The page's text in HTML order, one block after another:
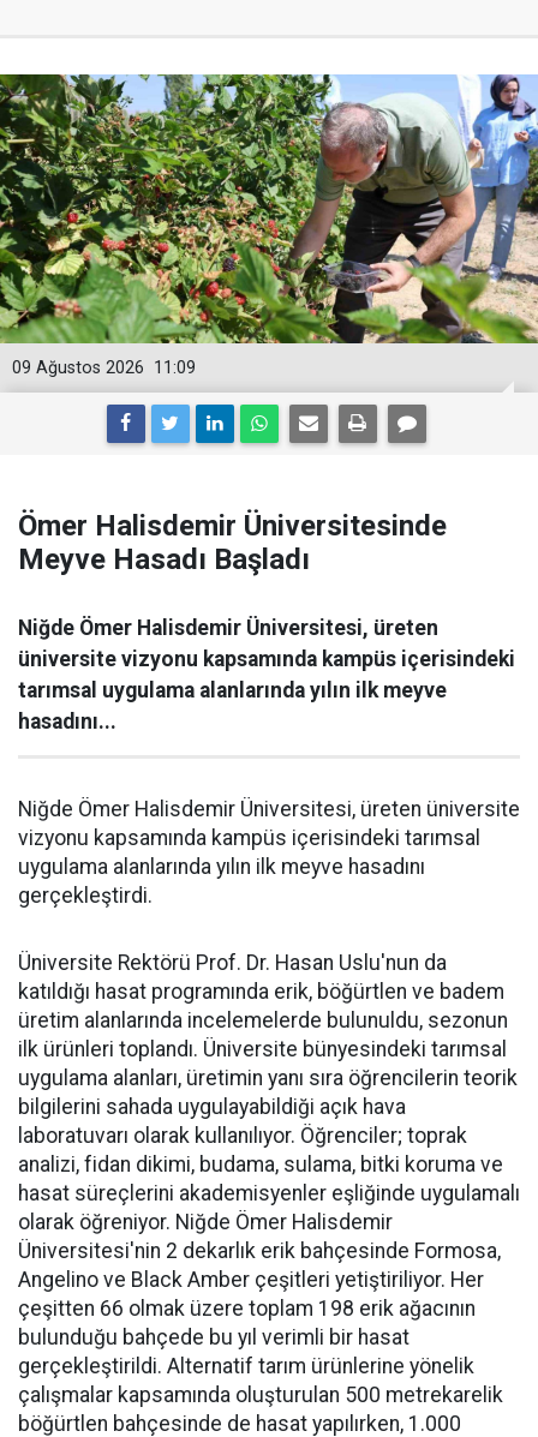
11:09
09 Ağustos 2026
Ömer Halisdemir Üniversitesinde
Meyve Hasadı Başladı
Niğde Ömer Halisdemir Üniversitesi, üreten
üniversite vizyonu kapsamında kampüs içerisindeki
tarımsal uygulama alanlarında yılın ilk meyve
hasadını...
Niğde Ömer Halisdemir Üniversitesi, üreten üniversite
vizyonu kapsamında kampüs içerisindeki tarımsal
uygulama alanlarında yılın ilk meyve hasadını
gerçekleştirdi.
Üniversite Rektörü Prof. Dr. Hasan Uslu'nun da
katıldığı hasat programında erik, böğürtlen ve badem
üretim alanlarında incelemelerde bulunuldu, sezonun
ilk ürünleri toplandı. Üniversite bünyesindeki tarımsal
uygulama alanları, üretimin yanı sıra öğrencilerin teorik
bilgilerini sahada uygulayabildiği açık hava
laboratuvarı olarak kullanılıyor. Öğrenciler; toprak
analizi, fidan dikimi, budama, sulama, bitki koruma ve
hasat süreçlerini akademisyenler eşliğinde uygulamalı
olarak öğreniyor. Niğde Ömer Halisdemir
Üniversitesi'nin 2 dekarlık erik bahçesinde Formosa,
Angelino ve Black Amber çeşitleri yetiştiriliyor. Her
çeşitten 66 olmak üzere toplam 198 erik ağacının
bulunduğu bahçede bu yıl verimli bir hasat
gerçekleştirildi. Alternatif tarım ürünlerine yönelik
çalışmalar kapsamında oluşturulan 500 metrekarelik
böğürtlen bahçesinde de hasat yapılırken, 1.000